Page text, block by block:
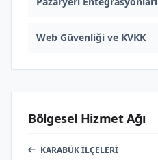
Web Güvenliği ve KVKK
Bölgesel Hizmet Ağı
KARABÜK İLÇELERI